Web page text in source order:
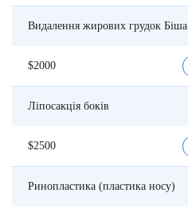
Видалення жирових грудок Біша
$2000
Ліпосакція боків
$2500
Ринопластика (пластика носу)